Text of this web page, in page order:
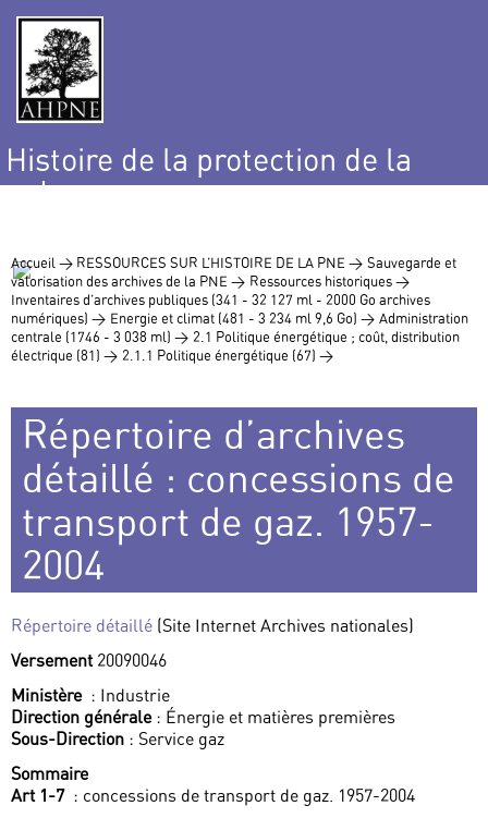
Histoire de la protection de la
nature
Accueil > RESSOURCES SUR L’HISTOIRE DE LA PNE > Sauvegarde et
valorisation des archives de la PNE > Ressources historiques >
Inventaires d’archives publiques (341 - 32 127 ml - 2000 Go archives
numériques) > Energie et climat (481 - 3 234 ml 9,6 Go) > Administration
centrale (1746 - 3 038 ml) > 2.1 Politique énergétique ; coût, distribution
électrique (81) > 2.1.1 Politique énergétique (67) >
Répertoire d’archives
détaillé : concessions de
transport de gaz. 1957-
2004
Répertoire détaillé (Site Internet Archives nationales)
Versement 20090046
Ministère : Industrie
Direction générale: Énergie et matières premières
Sous-Direction : Service gaz
Sommaire
Art 1-7 : concessions de transport de gaz. 1957-2004